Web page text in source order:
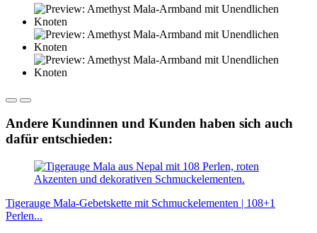
Andere Kundinnen und Kunden haben sich auch
dafür entschieden:
Tigerauge Mala-Gebetskette mit Schmuckelementen | 108+1
Perlen...